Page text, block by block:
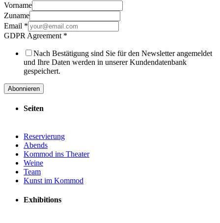
Vorname
Zuname
Email *
GDPR Agreement *
Nach Bestätigung sind Sie für den Newsletter angemeldet
und Ihre Daten werden in unserer Kundendatenbank
gespeichert.
Abonnieren
Seiten
Reservierung
Abends
Kommod ins Theater
Weine
Team
Kunst im Kommod
Exhibitions